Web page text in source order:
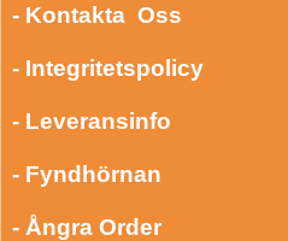
- Kontakta Oss
- Integritetspolicy
- Leveransinfo
- Fyndhörnan
- Ångra Order